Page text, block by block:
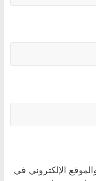
الإلكتروني في